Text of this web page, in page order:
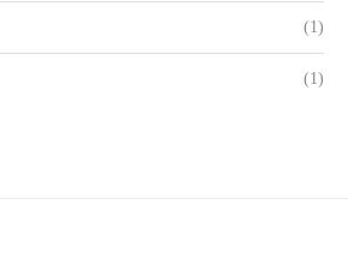
(1)
(1)